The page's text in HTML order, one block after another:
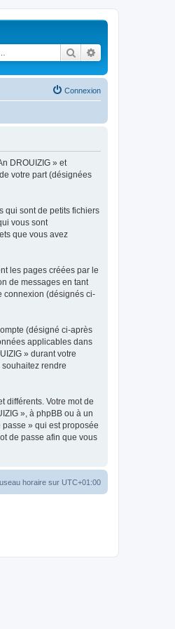
Rechercher
Connexion
DROUIZIG » et
votre part (désignées
qui sont de petits fichiers
vous sont
que vous avez
les pages créées par le
de messages en tant
connexion (désignés ci-
(désigné ci-après
applicables dans
» durant votre
rendre
différents. Votre mot de
», à phpBB ou à un
» qui est proposée
de passe afin que vous
horaire sur UTC+01:00